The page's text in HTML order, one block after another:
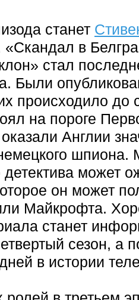
станет
«Скандал в
стал
Были
происходило
на пороге
Англии
детектива может
он может
Майкрофта.
станет
сезон, а
в истории